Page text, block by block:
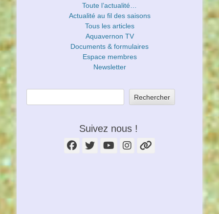
Toute l’actualité…
Actualité au fil des saisons
Tous les articles
Aquavernon TV
Documents & formulaires
Espace membres
Newsletter
Rechercher
Suivez nous !
Facebook
Twitter
YouTube
Instagram